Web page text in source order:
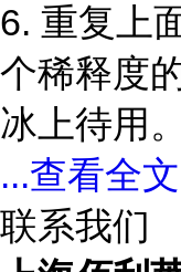
6. 重复上
个稀释度
冰上待用。
...查看全
联系我们